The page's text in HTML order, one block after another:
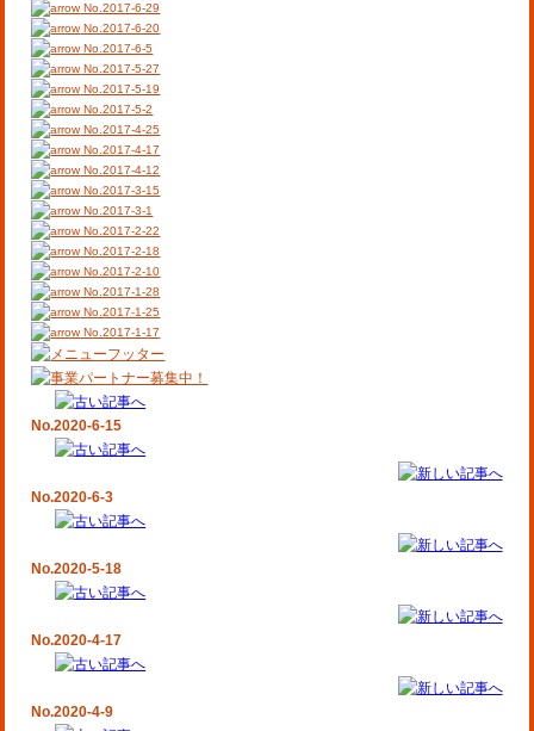
No.2017-6-29
No.2017-6-20
No.2017-6-5
No.2017-5-27
No.2017-5-19
No.2017-5-2
No.2017-4-25
No.2017-4-17
No.2017-4-12
No.2017-3-15
No.2017-3-1
No.2017-2-22
No.2017-2-18
No.2017-2-10
No.2017-1-28
No.2017-1-25
No.2017-1-17
No.2020-6-15
No.2020-6-3
No.2020-5-18
No.2020-4-17
No.2020-4-9